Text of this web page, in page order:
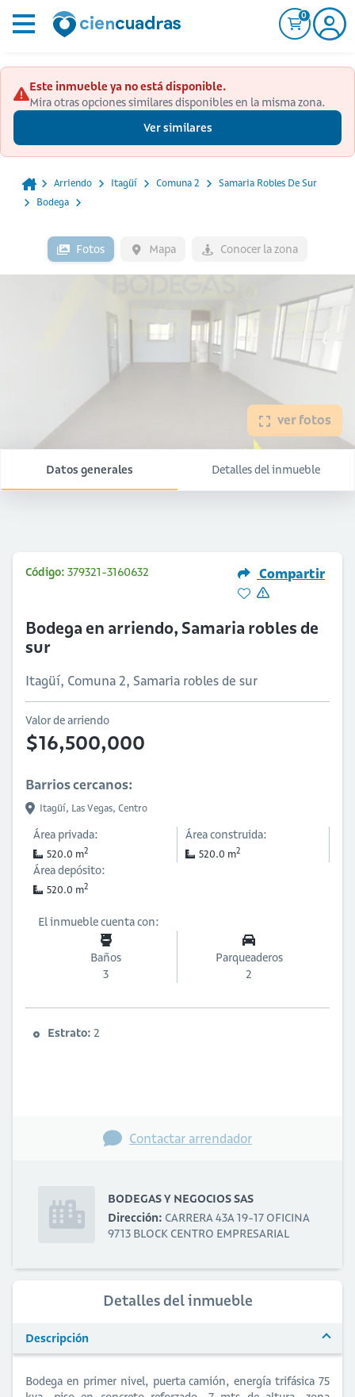
0
Este inmueble ya no está disponible.
Mira otras opciones similares disponibles en la misma zona.
Ver similares
Arriendo Itagüí Comuna 2
Samaria Robles De Sur
Bodega
Fotos Mapa Conocer la zona
ver fotos
Datos generales Detalles del inmueble
Código: 379321-3160632 Compartir
Bodega en arriendo, Samaria robles de
sur
Itagüí, Comuna 2, Samaria robles de sur
Valor de arriendo
$16,500,000
Barrios cercanos:
Itagüí, Las Vegas, Centro
Área privada:
520.0 m2
Área construida:
520.0 m2
Área depósito:
520.0 m2
El inmueble cuenta con:
Baños
3
Parqueaderos
2
Estrato: 2
Contactar arrendador
BODEGAS Y NEGOCIOS SAS
Dirección: CARRERA 43A 19-17 OFICINA
9713 BLOCK CENTRO EMPRESARIAL
Detalles del inmueble
Descripción
Bodega en primer nivel, puerta camión, energía trifásica 75